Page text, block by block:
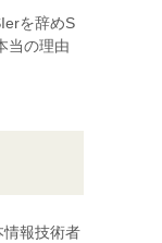
を辞めS
当の理由
情報技術者